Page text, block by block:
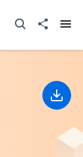
打開搜尋器分享至
下載